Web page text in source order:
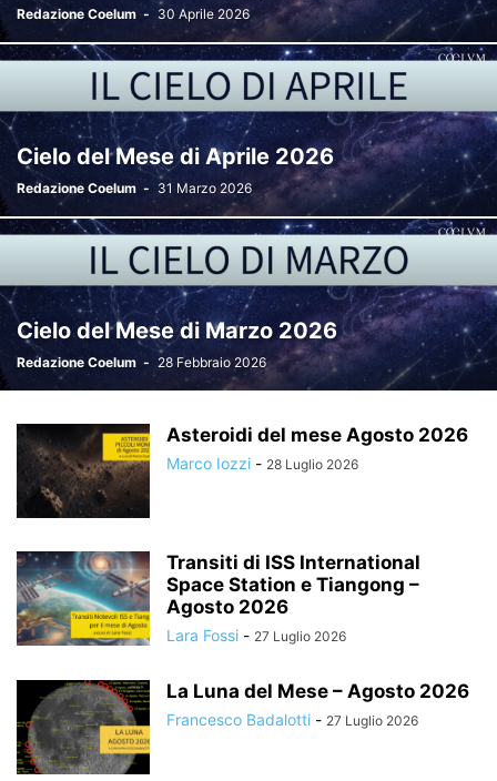
Redazione Coelum - 30 Aprile 2026
Cielo del Mese di Aprile 2026
Redazione Coelum - 31 Marzo 2026
Cielo del Mese di Marzo 2026
Redazione Coelum - 28 Febbraio 2026
Asteroidi del mese Agosto 2026
Marco Iozzi - 28 Luglio 2026
Transiti di ISS International
Space Station e Tiangong –
Agosto 2026
Lara Fossi - 27 Luglio 2026
La Luna del Mese – Agosto 2026
Francesco Badalotti - 27 Luglio 2026